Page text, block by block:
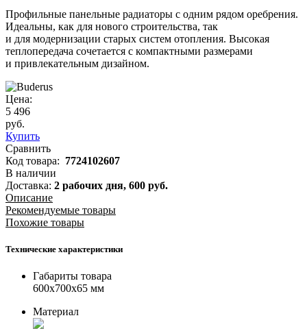
Профильные панельные радиаторы с одним рядом оребрения.
Идеальны, как для нового строительства, так
и для модернизации старых систем отопления. Высокая
теплопередача сочетается с компактными размерами
и привлекательным дизайном.
Цена:
5 496
руб.
Купить
Сравнить
Код товара: 7724102607
В наличии
Доставка: 2 рабочих дня, 600 руб.
Описание
Рекомендуемые товары
Похожие товары
Технические характеристики
Габариты товара
600x700x65 мм
Материал